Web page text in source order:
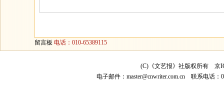
留言板 电话：010-65389115
(C)《文艺报》社版权所有 京
电子邮件： master@cnwriter.com.cn 联系电话：